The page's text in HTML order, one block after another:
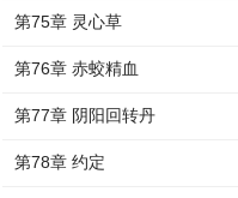
第75章 灵心草
第76章 赤蛟精血
第77章 阴阳回转丹
第78章 约定